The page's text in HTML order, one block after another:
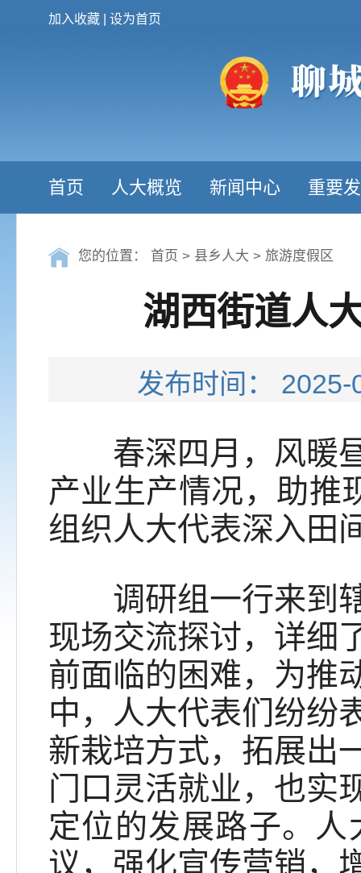
加入收藏 设为首页
首页 人大概览 新闻中心 重要
您的位置： 首页 > 县乡人大 > 旅游度假区
湖西街道人
发布时间：
春深四月，风暖昼
产业生产情况，助推
组织人大代表深入田
调研组一行来到辖
现场交流探讨，详细
前面临的困难，为推
中，人大代表们纷纷
新栽培方式，拓展出
门口灵活就业，也实
定位的发展路子。
议，强化宣传营销，